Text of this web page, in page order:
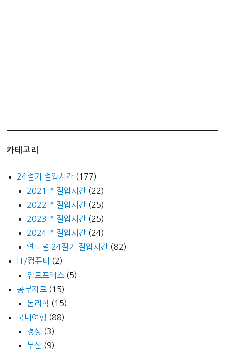
카테고리
24절기 절입시간 (177)
2021년 절입시간 (22)
2022년 절입시간 (25)
2023년 절입시간 (25)
2024년 절입시간 (24)
연도별 24절기 절입시간 (82)
IT/컴퓨터 (2)
워드프레스 (5)
공부자료 (15)
논리학 (15)
국내여행 (88)
경상 (3)
부산 (9)